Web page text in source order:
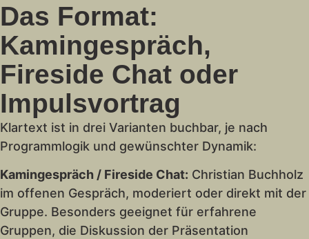
Das Format:
Kamingespräch,
Fireside Chat oder
Impulsvortrag
Klartext ist in drei Varianten buchbar, je nach
Programmlogik und gewünschter Dynamik:
Kamingespräch / Fireside Chat: Christian Buchholz
im offenen Gespräch, moderiert oder direkt mit der
Gruppe. Besonders geeignet für erfahrene
Gruppen, die Diskussion der Präsentation